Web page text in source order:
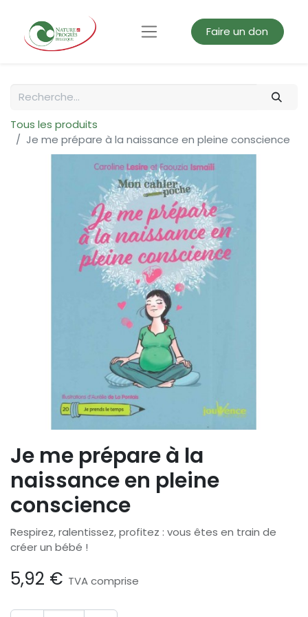
Faire un don
Tous les produits
Je me prépare à la naissance en pleine conscience
Je me prépare à la
naissance en pleine
conscience
Respirez, ralentissez, profitez : vous êtes en train de
créer un bébé !
5,92 € TVA comprise